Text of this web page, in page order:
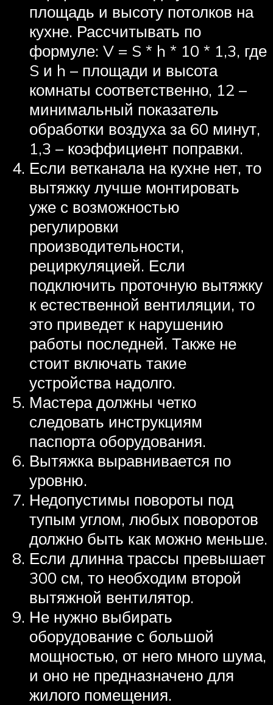
площадь и высоту потолков на
кухне. Рассчитывать по
формуле: V = S * h * 10 * 1,3, где
S и h – площади и высота
комнаты соответственно, 12 –
минимальный показатель
обработки воздуха за 60 минут,
1,3 – коэффициент поправки.
Если ветканала на кухне нет, то
вытяжку лучше монтировать
уже с возможностью
регулировки
производительности,
рециркуляцией. Если
подключить проточную вытяжку
к естественной вентиляции, то
это приведет к нарушению
работы последней. Также не
стоит включать такие
устройства надолго.
Мастера должны четко
следовать инструкциям
паспорта оборудования.
Вытяжка выравнивается по
уровню.
Недопустимы повороты под
тупым углом, любых поворотов
должно быть как можно меньше.
Если длинна трассы превышает
300 см, то необходим второй
вытяжной вентилятор.
Не нужно выбирать
оборудование с большой
мощностью, от него много шума,
и оно не предназначено для
жилого помещения.